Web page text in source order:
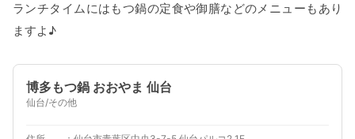
ランチタイムにはもつ鍋の定食や御膳などのメニューもあり
ますよ♪
博多もつ鍋 おおやま 仙台
仙台/その他